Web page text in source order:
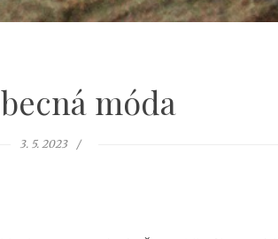
móda
3. 5. 2023